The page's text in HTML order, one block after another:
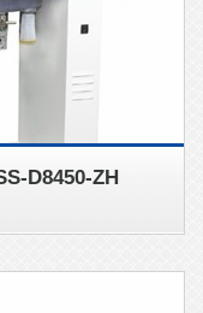
D8450-ZH